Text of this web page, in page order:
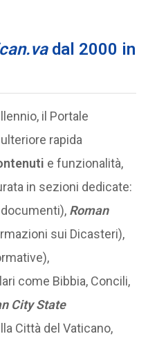
dal 2000 in
il Portale
rapida
e funzionalità,
in sezioni dedicate:
Roman
sui Dicasteri),
come Bibbia, Concili,
City State
Città del Vaticano,